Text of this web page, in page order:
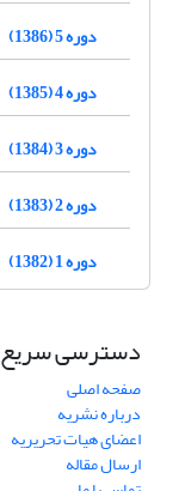
دوره 5 (1386)
دوره 4 (1385)
دوره 3 (1384)
دوره 2 (1383)
دوره 1 (1382)
دسترسی سریع
صفحه اصلی
درباره نشریه
اعضای هیات تحریریه
ارسال مقاله